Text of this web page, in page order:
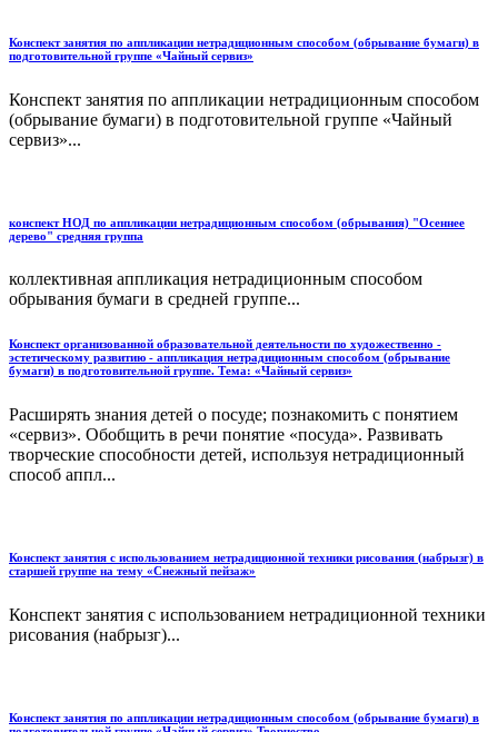
Конспект занятия по аппликации нетрадиционным способом (обрывание бумаги) в
подготовительной группе «Чайный сервиз»
Конспект занятия по аппликации нетрадиционным способом
(обрывание бумаги) в подготовительной группе «Чайный
сервиз»...
конспект НОД по аппликации нетрадиционным способом (обрывания) "Осеннее
дерево" средняя группа
коллективная аппликация нетрадиционным способом
обрывания бумаги в средней группе...
Конспект организованной образовательной деятельности по художественно -
эстетическому развитию - аппликация нетрадиционным способом (обрывание
бумаги) в подготовительной группе. Тема: «Чайный сервиз»
Расширять знания детей о посуде; познакомить с понятием
«сервиз». Обобщить в речи понятие «посуда». Развивать
творческие способности детей, используя нетрадиционный
способ аппл...
Конспект занятия с использованием нетрадиционной техники рисования (набрызг) в
старшей группе на тему «Снежный пейзаж»
Конспект занятия с использованием нетрадиционной техники
рисования (набрызг)...
Конспект занятия по аппликации нетрадиционным способом (обрывание бумаги) в